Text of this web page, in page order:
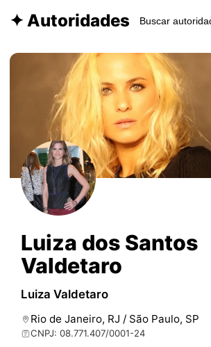
✦ Autoridades
Luiza dos Santos
Valdetaro
Luiza Valdetaro
Rio de Janeiro, RJ / São Paulo, SP
CNPJ: 08.771.407/0001-24